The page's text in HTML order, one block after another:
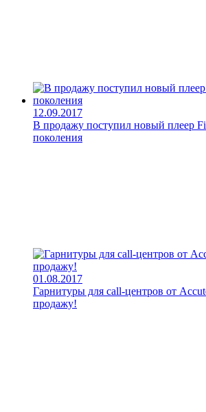
12.09.2017
В продажу поступил новый плеер
поколения
01.08.2017
Гарнитуры для call-центров от
продажу!